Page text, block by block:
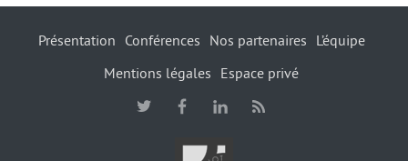
Présentation Conférences Nos partenaires
L’équipe
Mentions légales
Espace privé